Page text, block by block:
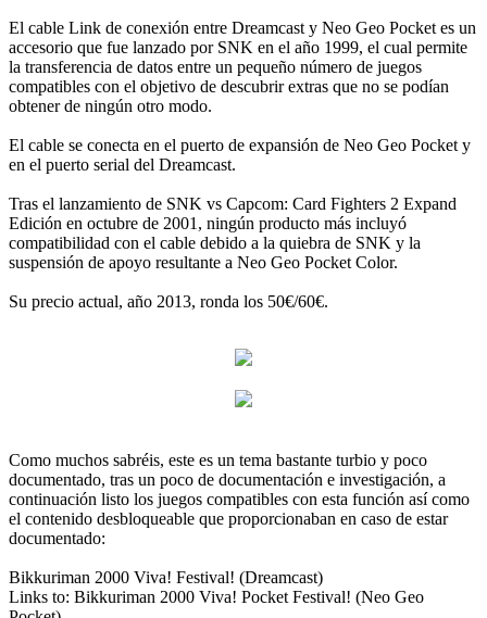
El cable Link de conexión entre Dreamcast y Neo Geo Pocket es un
accesorio que fue lanzado por SNK en el año 1999, el cual permite
la transferencia de datos entre un pequeño número de juegos
compatibles con el objetivo de descubrir extras que no se podían
obtener de ningún otro modo.
El cable se conecta en el puerto de expansión de Neo Geo Pocket y
en el puerto serial del Dreamcast.
Tras el lanzamiento de SNK vs Capcom: Card Fighters 2 Expand
Edición en octubre de 2001, ningún producto más incluyó
compatibilidad con el cable debido a la quiebra de SNK y la
suspensión de apoyo resultante a Neo Geo Pocket Color.
Su precio actual, año 2013, ronda los 50€/60€.
Como muchos sabréis, este es un tema bastante turbio y poco
documentado, tras un poco de documentación e investigación, a
continuación listo los juegos compatibles con esta función así como
el contenido desbloqueable que proporcionaban en caso de estar
documentado:
Bikkuriman 2000 Viva! Festival! (Dreamcast)
Links to: Bikkuriman 2000 Viva! Pocket Festival! (Neo Geo